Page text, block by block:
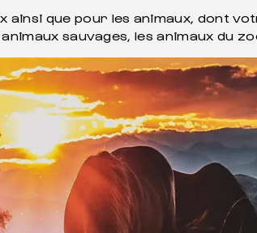
que pour les animaux, dont
sauvages, les animaux du